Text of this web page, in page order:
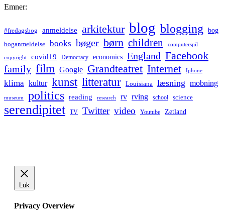
Emner:
#fredagsbog anmeldelse arkitektur blog blogging bog
boganmeldelse books bøger børn children computerspil
copyright covid19 Democracy economics England Facebook
family film Google Grandteatret Internet Iphone
klima kultur kunst litteratur Louisiana læsning mobning
museum politics reading research rv rving school science
serendipitet TV Twitter video Youtube Zetland
Luk
Privacy Overview